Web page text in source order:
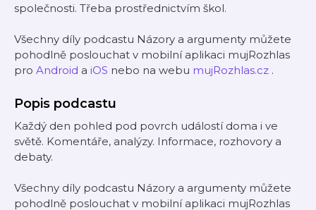
společnosti. Třeba prostřednictvím škol.
Všechny díly podcastu Názory a argumenty můžete
pohodlně poslouchat v mobilní aplikaci mujRozhlas
pro Android a iOS nebo na webu mujRozhlas.cz .
Popis podcastu
Každý den pohled pod povrch událostí doma i ve
světě. Komentáře, analýzy. Informace, rozhovory a
debaty.
Všechny díly podcastu Názory a argumenty můžete
pohodlně poslouchat v mobilní aplikaci mujRozhlas